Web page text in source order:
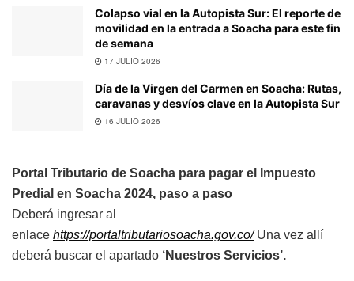
Colapso vial en la Autopista Sur: El reporte de
movilidad en la entrada a Soacha para este fin
de semana
17 JULIO 2026
Día de la Virgen del Carmen en Soacha: Rutas,
caravanas y desvíos clave en la Autopista Sur
16 JULIO 2026
Portal Tributario de Soacha para pagar el Impuesto
Predial en Soacha 2024, paso a paso
Deberá ingresar al
enlace https://portaltributariosoacha.gov.co/Una vez allí
deberá buscar el apartado ‘Nuestros Servicios’.